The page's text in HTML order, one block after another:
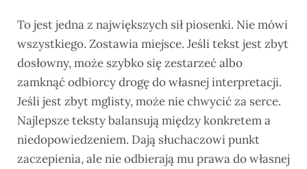
To jest jedna z największych sił piosenki. Nie mówi
wszystkiego. Zostawia miejsce. Jeśli tekst jest zbyt
dosłowny, może szybko się zestarzeć albo
zamknąć odbiorcy drogę do własnej interpretacji.
Jeśli jest zbyt mglisty, może nie chwycić za serce.
Najlepsze teksty balansują między konkretem a
niedopowiedzeniem. Dają słuchaczowi punkt
zaczepienia, ale nie odbierają mu prawa do własnej